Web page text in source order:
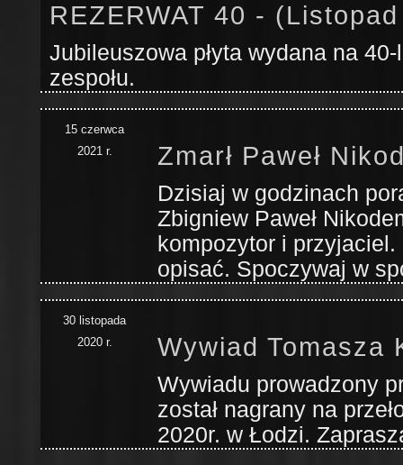
REZERWAT 40 -
Jubileuszowa płyta wydana na
zespołu.
15 czerwca
2021 r.
Zmarł Paweł
Dzisiaj w godzinach
Zbigniew Paweł
kompozytor i
opisać. Spoczywaj w
30 listopada
2020 r.
Wywiad Tomasza
Wywiadu prowadzony
został nagrany na
2020r. w Łodzi.